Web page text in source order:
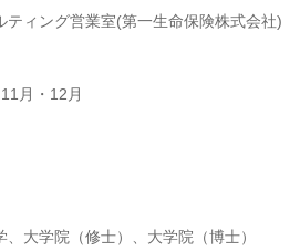
ティング営業室(第一生命保険株式会社)
月・12月
大学院（修士）、大学院（博士）